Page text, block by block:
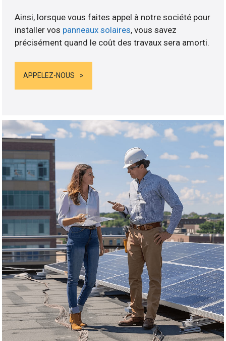
Ainsi, lorsque vous faites appel à notre société pour
installer vos panneaux solaires, vous savez
précisément quand le coût des travaux sera amorti.
APPELEZ-NOUS